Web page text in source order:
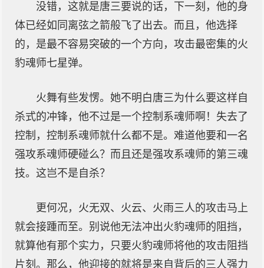
没错，这就是唐三要说的话，下一刻，他的身
体已经如同离弦之箭般飞了出去。而且，他选择
的，是最不容易突破的一个方向，攻击最密集的火
豹魂师七星弹。
火舞有些发愣。她不明白唐三为什么要这样自
杀式的冲锋，他不过是一个控制系魂师啊！失去了
控制，控制系魂师就什么都不是。难道他要和一名
强攻系魂师硬碰么？而且还是强攻系魂师的第三魂
技。这岂不是自杀？
更何况，火无双、火云、火雨三人的攻击马上
就会接踵而至。别说他无法冲出火豹魂师的阻挡，
就算他有那个实力，只要火豹魂师将他的攻击阻挡
片刻。那么，他迎接的就将是来自背后的三人强力